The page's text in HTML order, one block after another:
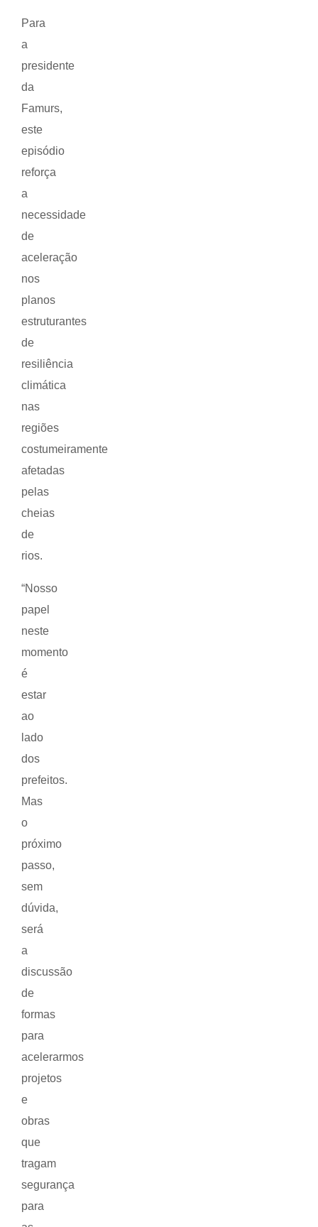
Para
a
presidente
da
Famurs,
este
episódio
reforça
a
necessidade
de
aceleração
nos
planos
estruturantes
de
resiliência
climática
nas
regiões
costumeiramente
afetadas
pelas
cheias
de
rios.
“Nosso
papel
neste
momento
é
estar
ao
lado
dos
prefeitos.
Mas
o
próximo
passo,
sem
dúvida,
será
a
discussão
de
formas
para
acelerarmos
projetos
e
obras
que
tragam
segurança
para